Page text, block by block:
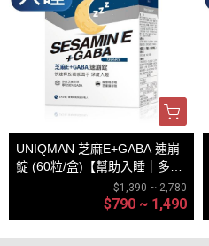
UNIQMAN 芝麻E+GABA 速崩
錠 (60粒/盒)【幫助入睡｜多入
$1,390 ~ 2,780
$790 ~ 1,490